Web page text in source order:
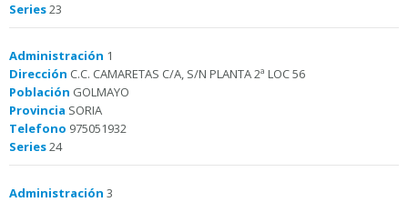
Series23
Administración 1
Dirección C.C. CAMARETAS C/A, S/N PLANTA 2ª LOC 56
Población GOLMAYO
Provincia SORIA
Telefono 975051932
Series24
Administración 3